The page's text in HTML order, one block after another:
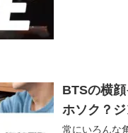
BTSの横
ホソク？ジ
常にいろんな